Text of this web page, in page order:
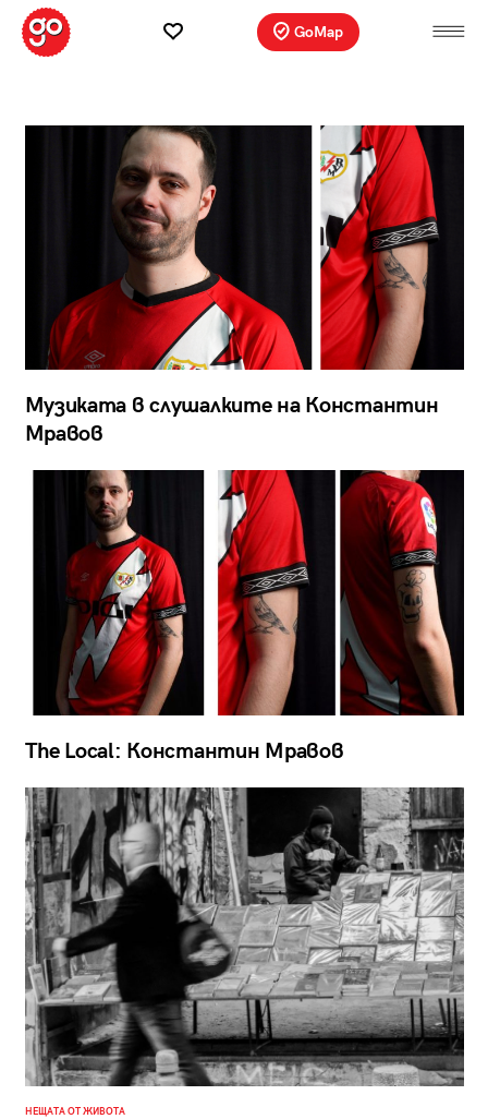
GoMap
Музиката в слушалките на Константин
Мравов
The Local: Константин Мравов
НЕЩАТА ОТ ЖИВОТА